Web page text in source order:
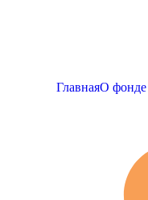
ГлавнаяО фонде